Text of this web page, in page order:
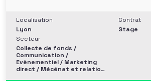
Localisation
Lyon
Secteur
Collecte de fonds /
Communication /
Evènementiel / Marketing
direct / Mécénat et relation
Contrat
Stage